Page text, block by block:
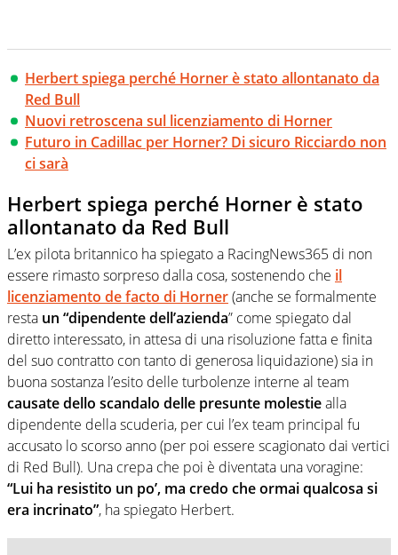
Herbert spiega perché Horner è stato allontanato da
Red Bull
Nuovi retroscena sul licenziamento di Horner
Futuro in Cadillac per Horner? Di sicuro Ricciardo non
ci sarà
Herbert spiega perché Horner è stato
allontanato da Red Bull
L’ex pilota britannico ha spiegato a RacingNews365 di non
essere rimasto sorpreso dalla cosa, sostenendo che il
licenziamento de facto di Horner(anche se formalmente
resta un “dipendente dell’azienda” come spiegato dal
diretto interessato, in attesa di una risoluzione fatta e finita
del suo contratto con tanto di generosa liquidazione) sia in
buona sostanza l’esito delle turbolenze interne al team
causate dello scandalo delle presunte molestiealla
dipendente della scuderia, per cui l’ex team principal fu
accusato lo scorso anno (per poi essere scagionato dai vertici
di Red Bull). Una crepa che poi è diventata una voragine:
“Lui ha resistito un po’, ma credo che ormai qualcosa si
era incrinato”, ha spiegato Herbert.